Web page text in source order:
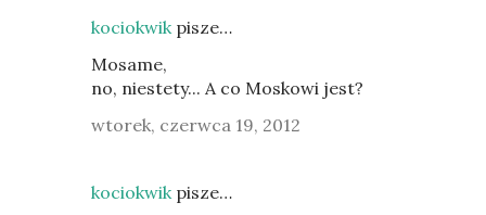
kociokwik pisze…
Mosame,
no, niestety... A co Moskowi jest?
wtorek, czerwca 19, 2012
kociokwik pisze…